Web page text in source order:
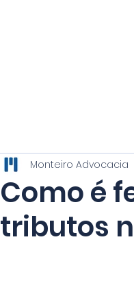
Como é
tributos
Monteiro Advocacia